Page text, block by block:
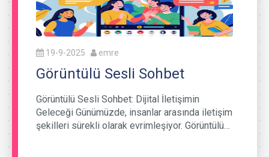
19-9-2025 emre
Görüntülü Sesli Sohbet
Görüntülü Sesli Sohbet: Dijital İletişimin
Geleceği Günümüzde, insanlar arasında iletişim
şekilleri sürekli olarak evrimleşiyor. Görüntülü…